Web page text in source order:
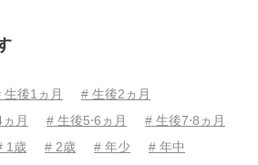
生後1ヵ月
# 生後2ヵ月
月 # 生後5⋅6ヵ月
# 生後7⋅8ヵ月
1歳 # 2歳 # 年少
# 年中